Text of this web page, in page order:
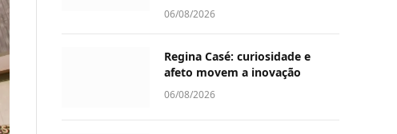
06/08/2026
Regina Casé: curiosidade e
afeto movem a inovação
06/08/2026